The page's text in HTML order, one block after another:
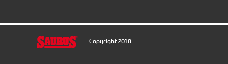
Copyright 2018